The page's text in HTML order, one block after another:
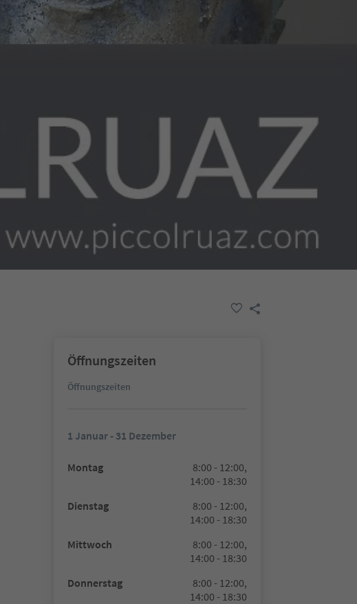
Öffnungszeiten
Öffnungszeiten
1 Januar - 31 Dezember
Montag
8:00 - 12:00,
14:00 - 18:30
Dienstag
8:00 - 12:00,
14:00 - 18:30
Mittwoch
8:00 - 12:00,
14:00 - 18:30
Donnerstag
8:00 - 12:00,
14:00 - 18:30